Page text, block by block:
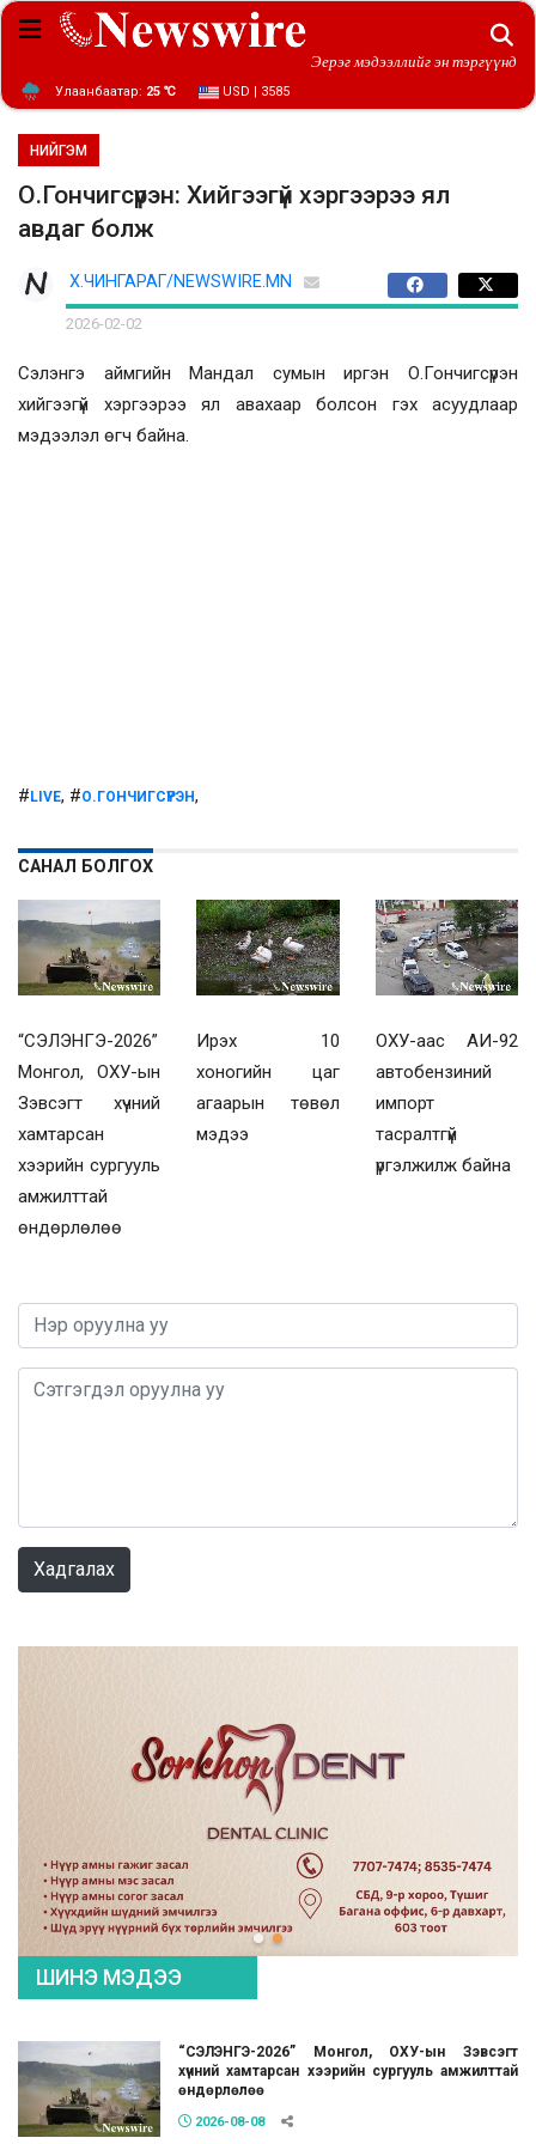
Эерэг мэдээллийг эн тэргүүнд
Улаанбаатар: 25 ℃ USD | 3585
НИЙГЭМ
О.Гончигсүрэн: Хийгээгүй хэргээрээ ял
авдаг болж
Х.ЧИНГАРАГ/NEWSWIRE.MN
2026-02-02
Сэлэнгэ аймгийн Мандал сумын иргэн О.Гончигсүрэн
хийгээгүй хэргээрээ ял авахаар болсон гэх асуудлаар
мэдээлэл өгч байна.
# LIVE, #О.ГОНЧИГСҮРЭН,
САНАЛ БОЛГОХ
“СЭЛЭНГЭ-2026”
Монгол, ОХУ-ын
Зэвсэгт хүчний
хамтарсан
хээрийн сургууль
амжилттай
өндөрлөлөө
Ирэх 10
хоногийн цаг
агаарын төвөл
мэдээ
ОХУ-аас АИ-92
автобензиний
импорт
тасралтгүй
үргэлжилж байна
Хадгалах
ШИНЭ МЭДЭЭ
“СЭЛЭНГЭ-2026” Монгол, ОХУ-ын Зэвсэгт
хүчний хамтарсан хээрийн сургууль амжилттай
өндөрлөлөө
2026-08-08